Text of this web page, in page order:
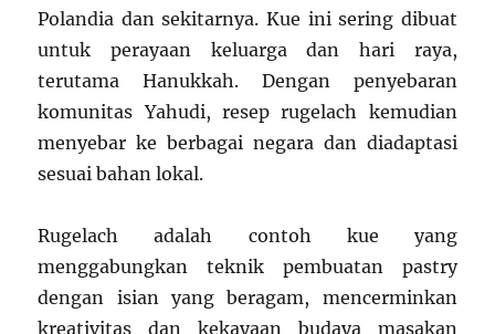
Polandia dan sekitarnya. Kue ini sering dibuat
untuk perayaan keluarga dan hari raya,
terutama Hanukkah. Dengan penyebaran
komunitas Yahudi, resep rugelach kemudian
menyebar ke berbagai negara dan diadaptasi
sesuai bahan lokal.
Rugelach adalah contoh kue yang
menggabungkan teknik pembuatan pastry
dengan isian yang beragam, mencerminkan
kreativitas dan kekayaan budaya masakan